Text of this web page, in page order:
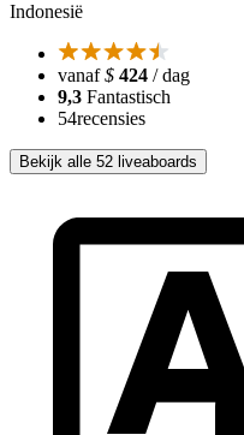
Indonesië
vanaf$ 424 / dag
9,3 Fantastisch
54recensies
Bekijk alle 52 liveaboards